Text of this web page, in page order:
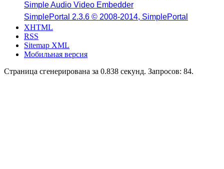
Simple Audio Video Embedder
SimplePortal 2.3.6 © 2008-2014, SimplePortal
XHTML
RSS
Sitemap XML
Мобильная версия
Страница сгенерирована за 0.838 секунд. Запросов: 84.